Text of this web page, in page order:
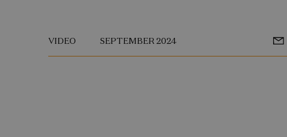
VIDEO SEPTEMBER 2024